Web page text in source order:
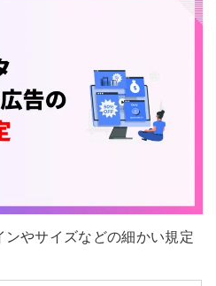
やサイズなどの細かい規定